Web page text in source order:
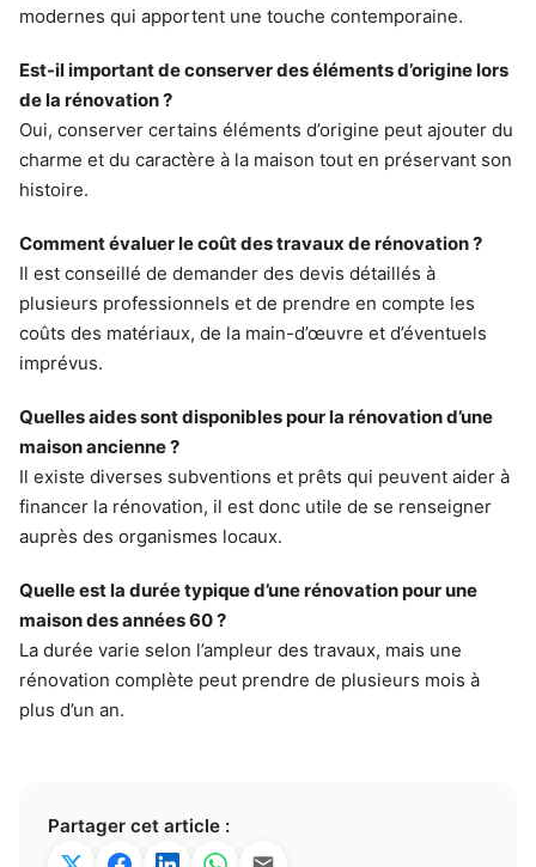
modernes qui apportent une touche contemporaine.
Est-il important de conserver des éléments d’origine lors
de la rénovation ?
Oui, conserver certains éléments d’origine peut ajouter du
charme et du caractère à la maison tout en préservant son
histoire.
Comment évaluer le coût des travaux de rénovation ?
Il est conseillé de demander des devis détaillés à
plusieurs professionnels et de prendre en compte les
coûts des matériaux, de la main-d’œuvre et d’éventuels
imprévus.
Quelles aides sont disponibles pour la rénovation d’une
maison ancienne ?
Il existe diverses subventions et prêts qui peuvent aider à
financer la rénovation, il est donc utile de se renseigner
auprès des organismes locaux.
Quelle est la durée typique d’une rénovation pour une
maison des années 60 ?
La durée varie selon l’ampleur des travaux, mais une
rénovation complète peut prendre de plusieurs mois à
plus d’un an.
Partager cet article :